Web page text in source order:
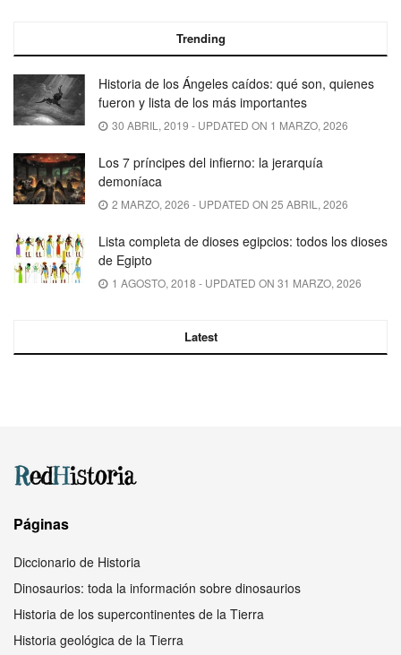
Trending
Historia de los Ángeles caídos: qué son, quienes
fueron y lista de los más importantes
30 ABRIL, 2019 - UPDATED ON 1 MARZO, 2026
Los 7 príncipes del infierno: la jerarquía
demoníaca
2 MARZO, 2026 - UPDATED ON 25 ABRIL, 2026
Lista completa de dioses egipcios: todos los dioses
de Egipto
1 AGOSTO, 2018 - UPDATED ON 31 MARZO, 2026
Latest
Páginas
Diccionario de Historia
Dinosaurios: toda la información sobre dinosaurios
Historia de los supercontinentes de la Tierra
Historia geológica de la Tierra